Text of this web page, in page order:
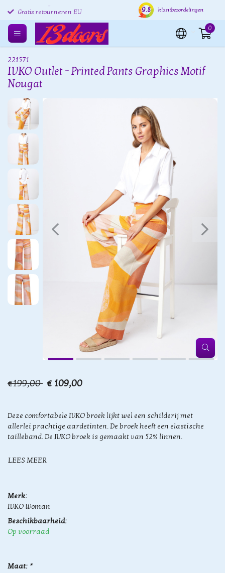
Verzending binnen 24 uur Gratis verzenden EU
9.8 klantbeoordelingen
0
221571
IVKO Outlet - Printed Pants Graphics Motif
Nougat
€199,00 € 109,00
Deze comfortabele IVKO broek lijkt wel een schilderij met
allerlei prachtige aardetinten. De broek heeft een elastische
tailleband. De IVKO broek is gemaakt van 52% linnen.
LEES MEER
Merk:
IVKO Woman
Beschikbaarheid:
Op voorraad
Maat: *